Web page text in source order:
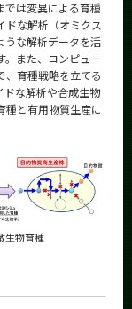
では変異による育種
ドな解析（オミクス
うな解析データを活
。また、コンピュー
、育種戦略を立てる
ドな解析や合成生物
種と有用物質生産に
生物育種